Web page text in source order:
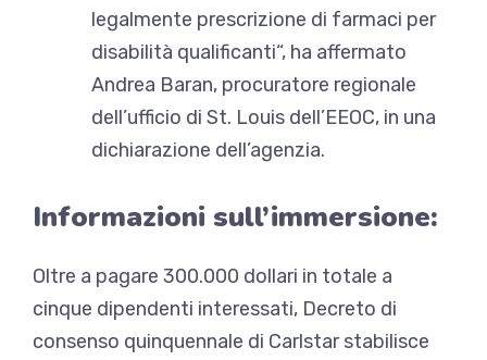
legalmente prescrizione di farmaci per
disabilità qualificanti“, ha affermato
Andrea Baran, procuratore regionale
dell’ufficio di St. Louis dell’EEOC, in una
dichiarazione dell’agenzia.
Informazioni sull’immersione:
Oltre a pagare 300.000 dollari in totale a
cinque dipendenti interessati, Decreto di
consenso quinquennale di Carlstarstabilisce